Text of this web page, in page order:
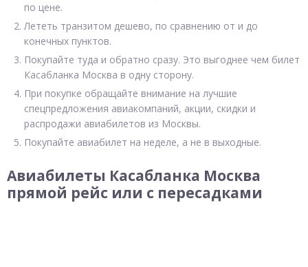
по цене.
Лететь транзитом дешево, по сравнению от и до
конечных пунктов.
Покупайте туда и обратно сразу. Это выгоднее чем билет
Касабланка Москва в одну сторону.
При покупке обращайте внимание на лучшие
спецпредложения авиакомпаний, акции, скидки и
распродажи авиабилетов из Москвы.
Покупайте авиабилет на неделе, а не в выходные.
Авиабилеты Касабланка Москва
прямой рейс или с пересадками